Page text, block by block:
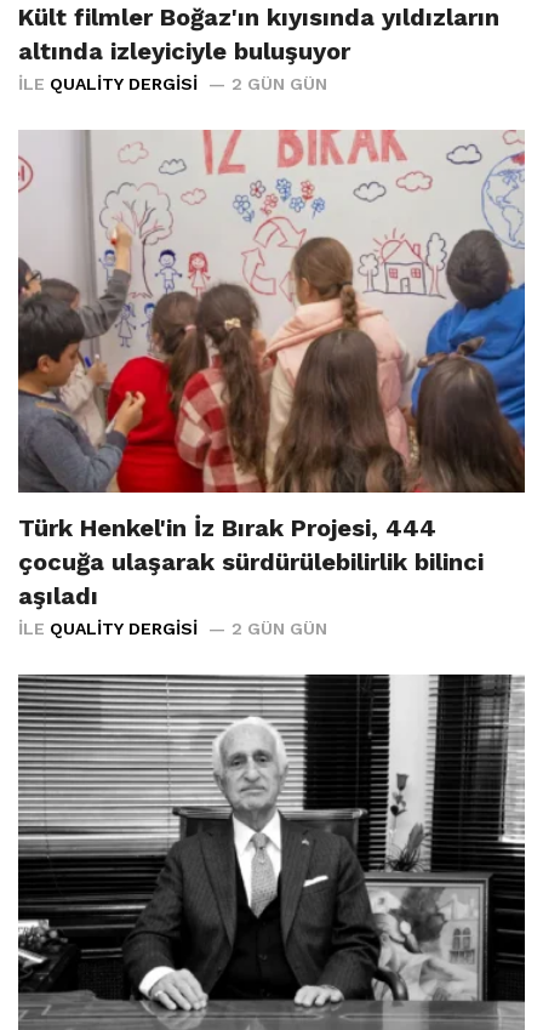
Kült filmler Boğaz'ın kıyısında yıldızların
altında izleyiciyle buluşuyor
İLE QUALITY DERGISI 2 GÜN GÜN
Türk Henkel'in İz Bırak Projesi, 444
çocuğa ulaşarak sürdürülebilirlik bilinci
aşıladı
İLE QUALITY DERGISI 2 GÜN GÜN